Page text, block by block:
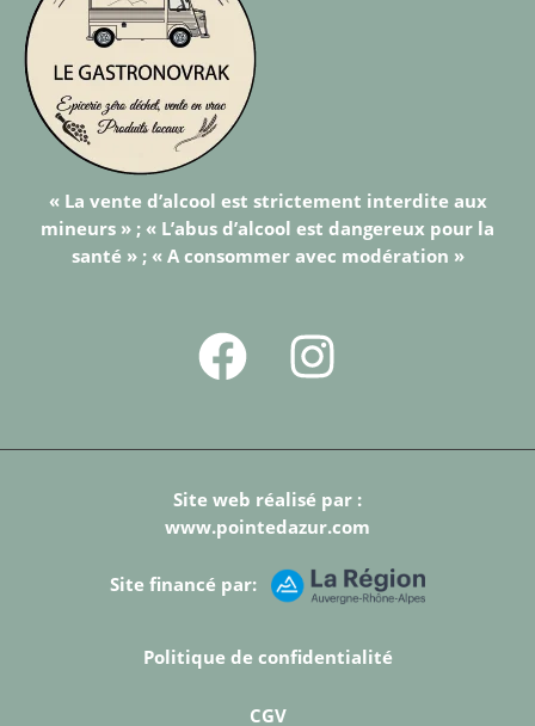
« La vente d’alcool est strictement interdite aux
mineurs » ; « L’abus d’alcool est dangereux pour la
santé » ; « A consommer avec modération »
Site web réalisé par :
www.pointedazur.com
Site financé par:
Politique de confidentialité
CGV